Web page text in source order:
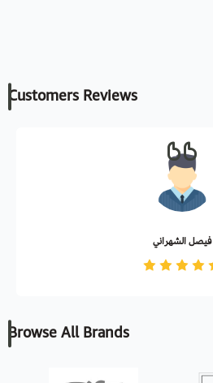
Customers Reviews
فيصل الشهراني
Browse All Brands